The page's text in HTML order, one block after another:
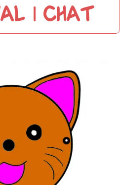
| CHAT